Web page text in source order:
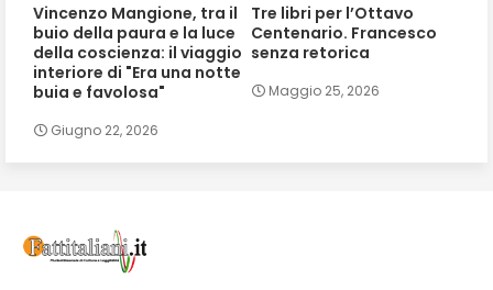
Vincenzo Mangione, tra il
buio della paura e la luce
della coscienza: il viaggio
interiore di "Era una notte
buia e favolosa"
Giugno 22, 2026
Tre libri per l’Ottavo
Centenario. Francesco
senza retorica
Maggio 25, 2026